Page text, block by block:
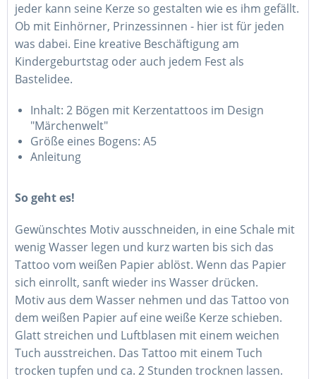
jeder kann seine Kerze so gestalten wie es ihm gefällt.
Ob mit Einhörner, Prinzessinnen - hier ist für jeden
was dabei. Eine kreative Beschäftigung am
Kindergeburtstag oder auch jedem Fest als
Bastelidee.
Inhalt: 2 Bögen mit Kerzentattoos im Design
"Märchenwelt"
Größe eines Bogens: A5
Anleitung
So geht es!
Gewünschtes Motiv ausschneiden, in eine Schale mit
wenig Wasser legen und kurz warten bis sich das
Tattoo vom weißen Papier ablöst. Wenn das Papier
sich einrollt, sanft wieder ins Wasser drücken.
Motiv aus dem Wasser nehmen und das Tattoo von
dem weißen Papier auf eine weiße Kerze schieben.
Glatt streichen und Luftblasen mit einem weichen
Tuch ausstreichen. Das Tattoo mit einem Tuch
trocken tupfen und ca. 2 Stunden trocknen lassen.